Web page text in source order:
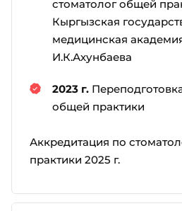
стоматолог общей
Кыргызская
медицинская
И.К.Ахунбаева
2023 г.
общей практики
Аккредитация по
практики 2025 г.